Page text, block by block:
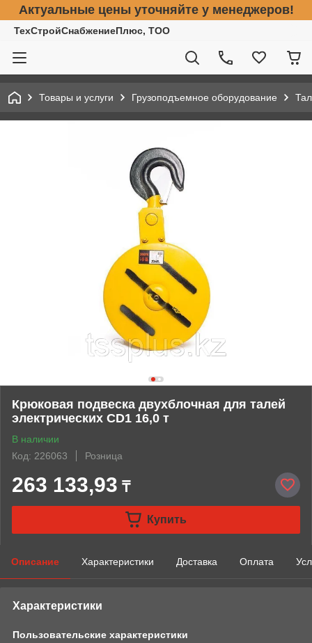
Актуальные цены уточняйте у менеджеров!
ТехСтройСнабжениеПлюс, ТОО
Товары и услуги Грузоподъемное оборудование
Крюковая подвеска двухблочная для талей
электрических CD1 16,0 т
В наличии
Код: 226063
Розница
263 133,93 ₸
Купить
Описание Характеристики Доставка Оплата
Характеристики
Пользовательские характеристики